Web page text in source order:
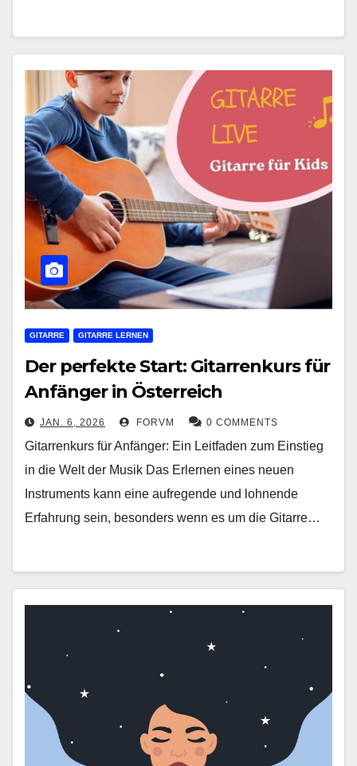
GITARRE GITARRE LERNEN
Der perfekte Start: Gitarrenkurs für
Anfänger in Österreich
JAN. 6, 2026 FORVM 0 COMMENTS
Gitarrenkurs für Anfänger: Ein Leitfaden zum Einstieg
in die Welt der Musik Das Erlernen eines neuen
Instruments kann eine aufregende und lohnende
Erfahrung sein, besonders wenn es um die Gitarre…